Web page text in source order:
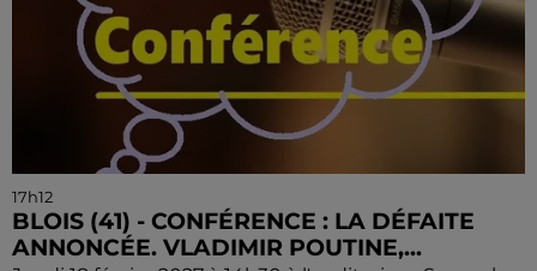
17h12
BLOIS (41) - CONFÉRENCE : LA DÉFAITE
ANNONCÉE. VLADIMIR POUTINE,...